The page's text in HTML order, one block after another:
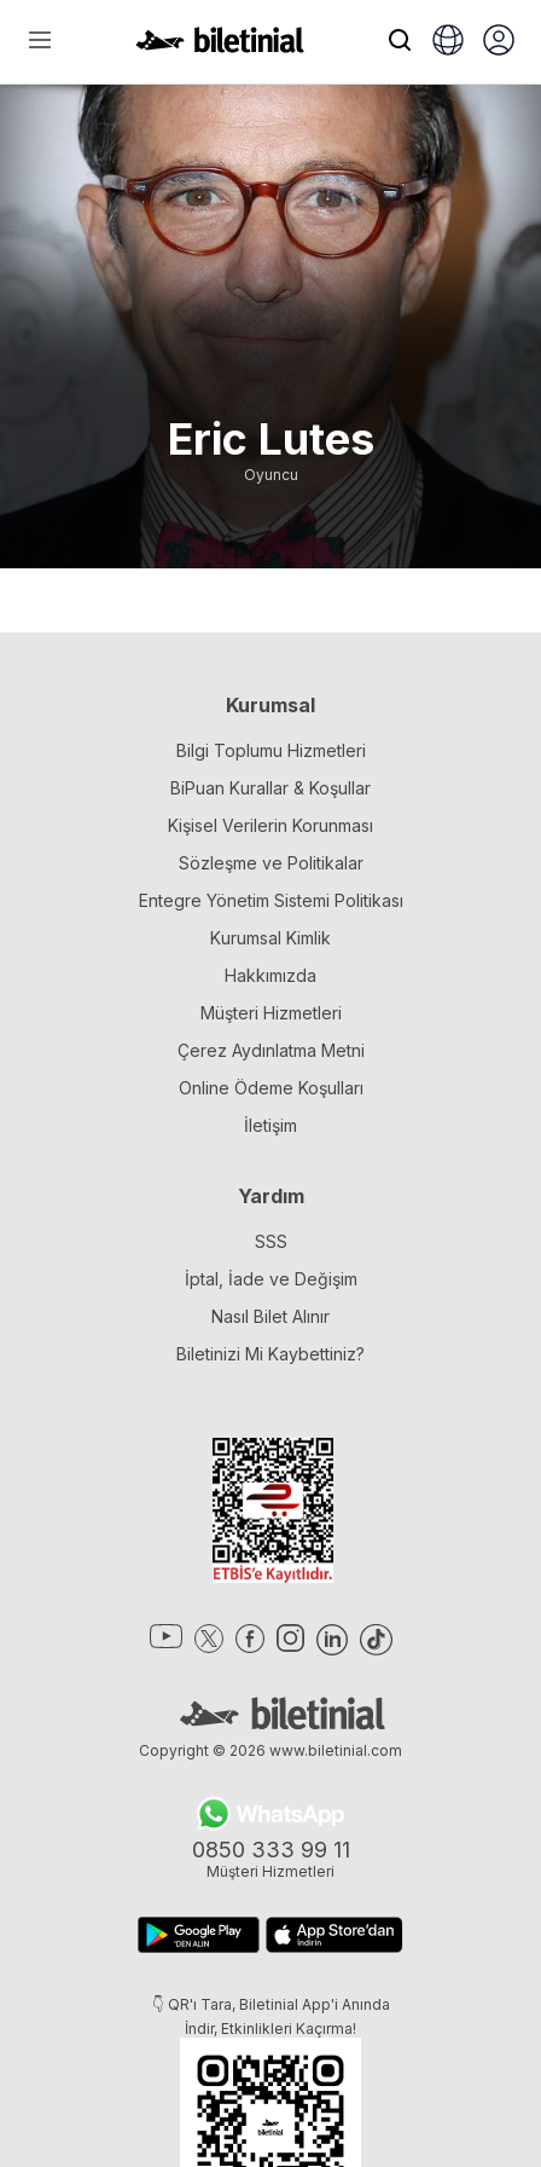
Eric Lutes
Oyuncu
Kurumsal
Bilgi Toplumu Hizmetleri
BiPuan Kurallar & Koşullar
Kişisel Verilerin Korunması
Sözleşme ve Politikalar
Entegre Yönetim Sistemi Politikası
Kurumsal Kimlik
Hakkımızda
Müşteri Hizmetleri
Çerez Aydınlatma Metni
Online Ödeme Koşulları
İletişim
Yardım
SSS
İptal, İade ve Değişim
Nasıl Bilet Alınır
Biletinizi Mi Kaybettiniz?
0850 333 99 11
Müşteri Hizmetleri
👇 QR'ı Tara, Biletinial App'i Anında
İndir, Etkinlikleri Kaçırma!
Copyright © 2026 www.biletinial.com